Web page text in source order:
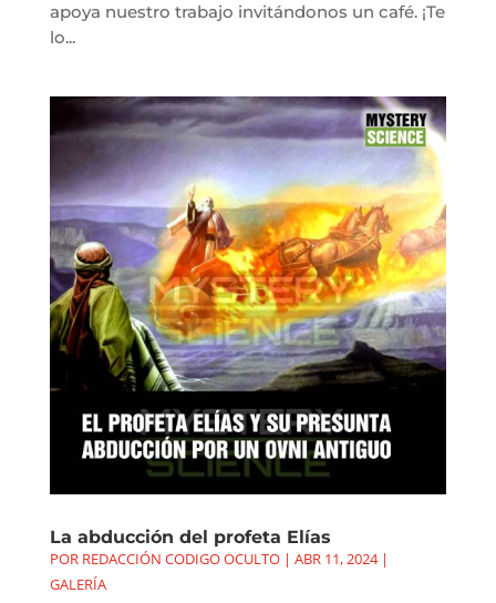
apoya nuestro trabajo invitándonos un café. ¡Te
lo...
La abducción del profeta Elías
POR REDACCIÓN CODIGO OCULTO| ABR 11, 2024|
GALERÍA